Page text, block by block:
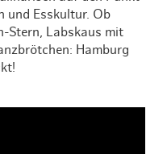
und Esskultur. Ob
Stern, Labskaus mit
Hamburg